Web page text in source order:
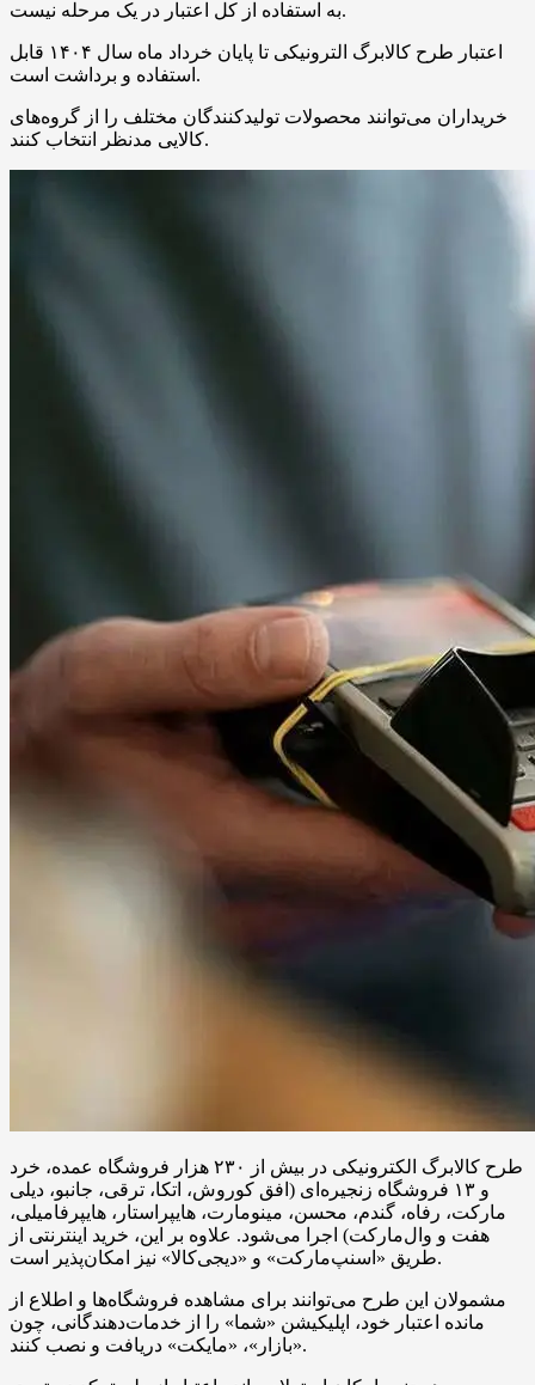
به استفاده از کل اعتبار در یک مرحله نیست.
اعتبار طرح کالابرگ الترونیکی تا پایان خرداد ماه سال ۱۴۰۴ قابل
استفاده و برداشت است.
خریداران می‌توانند محصولات تولیدکنندگان مختلف را از گروه‌های
کالایی مدنظر انتخاب کنند.
طرح کالابرگ الکترونیکی در بیش از ۲۳۰ هزار فروشگاه عمده، خرد
و ۱۳ فروشگاه زنجیره‌ای (افق کوروش، اتکا، ترقی، جانبو، دیلی
مارکت، رفاه، گندم، محسن، مینومارت، هایپراستار، هایپر‌فامیلی،
هفت و وال‌مارکت) اجرا می‌شود. علاوه بر این، خرید اینترنتی از
طریق «اسنپ‌مارکت» و «دیجی‌کالا» نیز امکان‌پذیر است.
مشمولان این طرح می‌توانند برای مشاهده فروشگاه‌ها و اطلاع از
مانده اعتبار خود، اپلیکیشن «شما» را از خدمات‌دهندگانی، چون
«بازار»، «مایکت» دریافت و نصب کنند.